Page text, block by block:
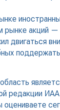
рынке акций
двигаться
редакции ИАА